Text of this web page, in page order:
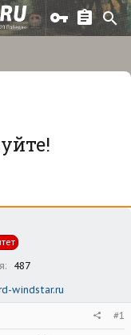
487
windstar.ru
#1